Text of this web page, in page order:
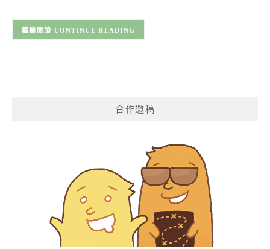
CONTINUE READING
合作邀稿